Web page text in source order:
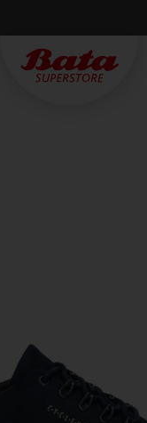
Klarna